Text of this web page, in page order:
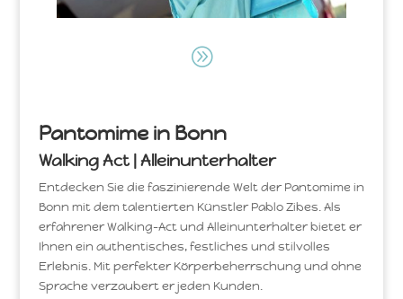
A
Pantomime in Bonn
Walking Act | Alleinunterhalter
Entdecken Sie die faszinierende Welt der Pantomime in
Bonn mit dem talentierten Künstler Pablo Zibes. Als
erfahrener Walking-Act und Alleinunterhalter bietet er
Ihnen ein authentisches, festliches und stilvolles
Erlebnis. Mit perfekter Körperbeherrschung und ohne
Sprache verzaubert er jeden Kunden.